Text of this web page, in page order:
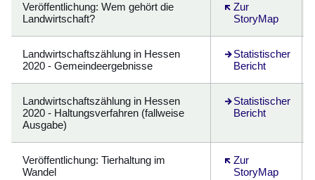
Veröffentlichung: Wem gehört die
Landwirtschaft?
Zur
StoryMap
Öffnet sich in
Landwirtschaftszählung in Hessen
2020 - Gemeindeergebnisse
Statistischer
Bericht
Öffnet sich in
Landwirtschaftszählung in Hessen
2020 - Haltungsverfahren (fallweise
Ausgabe)
Statistischer
Bericht
Öffnet sich in
Veröffentlichung: Tierhaltung im
Wandel
Zur
StoryMap
Öffnet sich in